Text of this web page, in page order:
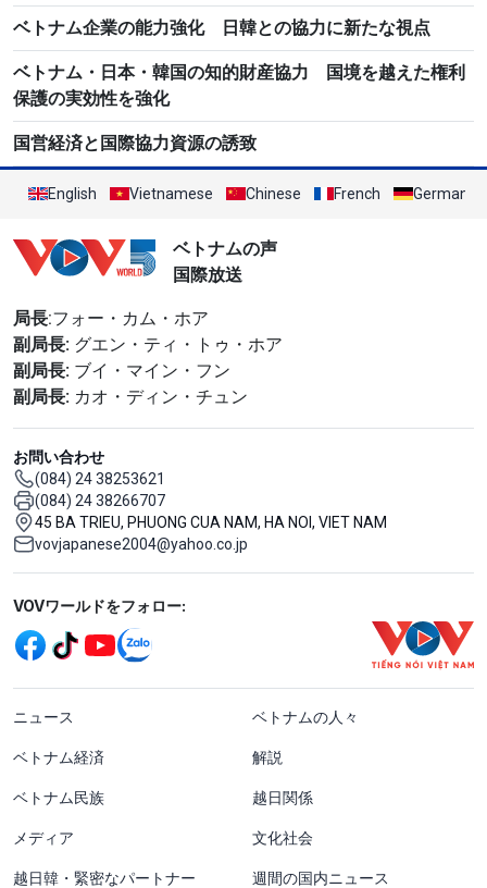
ベトナム企業の能力強化 日韓との協力に新たな視点
ベトナム・日本・韓国の知的財産協力 国境を越えた権利
保護の実効性を強化
国営経済と国際協力資源の誘致
English Vietnamese Chinese French German
ベトナムの声
国際放送
局長:フォー・カム・ホア
副局長: グエン・ティ・トゥ・ホア
副局長: ブイ・マイン・フン
副局長: カオ・ディン・チュン
お問い合わせ
(084) 24 38253621
(084) 24 38266707
45 BA TRIEU, PHUONG CUA NAM, HA NOI, VIET NAM
vovjapanese2004@yahoo.co.jp
Mạng xã hội
VOVワールドをフォロー:
menu footer tiếng Nhật
ニュース ベトナムの人々
ベトナム経済 解説
ベトナム民族 越日関係
メディア 文化社会
越日韓・緊密なパートナー 週間の国内ニュース